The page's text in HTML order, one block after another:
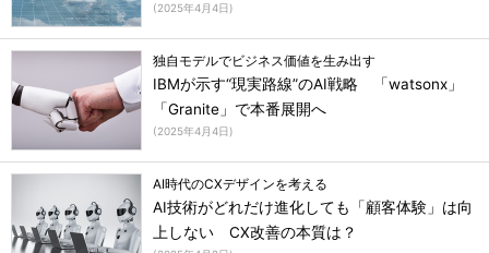
(2025年4月4日)
独自モデルでビジネス価値を生み出す
IBMが示す“現実路線”のAI戦略 「watsonx」
「Granite」で本番展開へ
(2025年4月4日)
AI時代のCXデザインを考える
AI技術がどれだけ進化しても「顧客体験」は向
上しない CX改善の本質は？